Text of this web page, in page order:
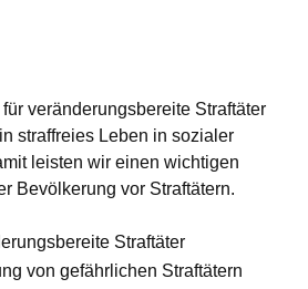
veränderungsbereite Straftäter
straffreies Leben in sozialer
leisten wir einen wichtigen
Bevölkerung vor Straftätern.
Straftäter
von gefährlichen Straftätern